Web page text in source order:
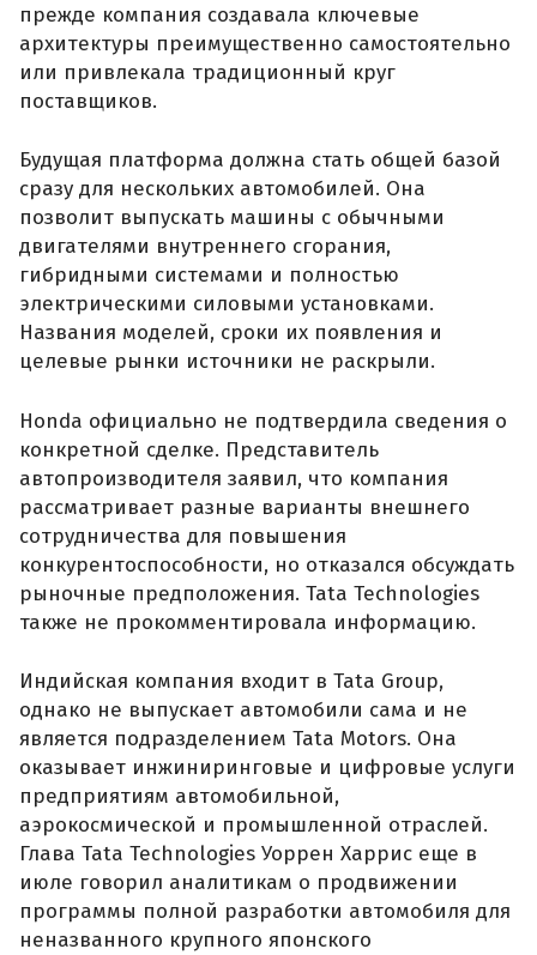
прежде компания создавала ключевые
архитектуры преимущественно самостоятельно
или привлекала традиционный круг
поставщиков.
Будущая платформа должна стать общей базой
сразу для нескольких автомобилей. Она
позволит выпускать машины с обычными
двигателями внутреннего сгорания,
гибридными системами и полностью
электрическими силовыми установками.
Названия моделей, сроки их появления и
целевые рынки источники не раскрыли.
Honda официально не подтвердила сведения о
конкретной сделке. Представитель
автопроизводителя заявил, что компания
рассматривает разные варианты внешнего
сотрудничества для повышения
конкурентоспособности, но отказался обсуждать
рыночные предположения. Tata Technologies
также не прокомментировала информацию.
Индийская компания входит в Tata Group,
однако не выпускает автомобили сама и не
является подразделением Tata Motors. Она
оказывает инжиниринговые и цифровые услуги
предприятиям автомобильной,
аэрокосмической и промышленной отраслей.
Глава Tata Technologies Уоррен Харрис еще в
июле говорил аналитикам о продвижении
программы полной разработки автомобиля для
неназванного крупного японского